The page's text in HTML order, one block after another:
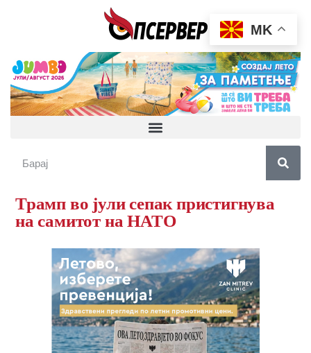
Трамп во јули сепак пристигнува
на самитот на НАТО
MK